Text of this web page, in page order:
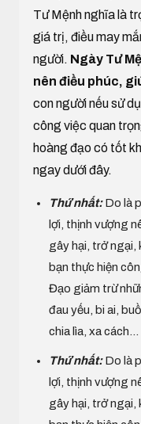
Tư Mệnh nghĩa là
giá trị, điều may
người. Ngày Tư
nên điều phúc,
con người nếu sử
công việc quan
hoàng đạo có tốt
ngay dưới đây.
Thứ nhất:Do là
lợi, thịnh vượng
gây hại, trở ngại,
bạn thực hiện
Đạo giảm trừ
đau yếu, bi ai,
chia lìa, xa cách...
Thứ nhất:Do là
lợi, thịnh vượng
gây hại, trở ngại,